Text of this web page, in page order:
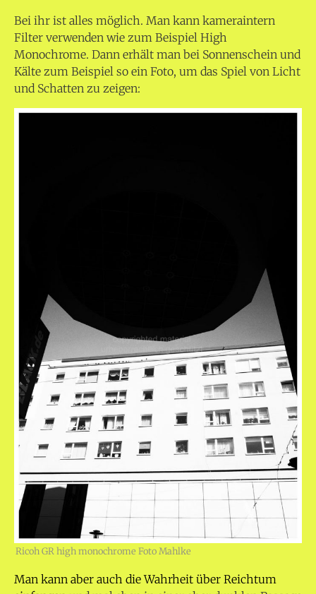
Bei ihr ist alles möglich. Man kann kameraintern
Filter verwenden wie zum Beispiel High
Monochrome. Dann erhält man bei Sonnenschein und
Kälte zum Beispiel so ein Foto, um das Spiel von Licht
und Schatten zu zeigen:
Ricoh GR high monochrome Foto Mahlke
Man kann aber auch die Wahrheit über Reichtum